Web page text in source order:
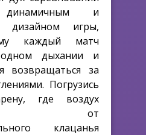
динамичным и
дизайном игры,
каждый матч
дыхании и
возвращаться за
Погрузись
где воздух
от
клацанья